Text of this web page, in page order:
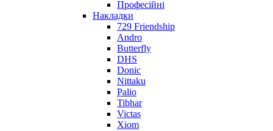
Професійні
Накладки
729 Friendship
Andro
Butterfly
DHS
Donic
Nittaku
Palio
Tibhar
Victas
Xiom